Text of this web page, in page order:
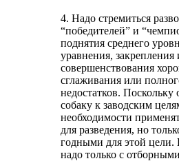
4. Надо стремиться
“победителей” и
поднятия среднего
уравнения, закрепления
совершенствования
сглаживания или
недостатков.
собаку к заводским
необходимости
для разведения, но
годными для этой цели.
надо только с